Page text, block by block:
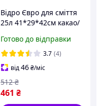
Відро Євро для сміття
25л 41*29*42см какао/
Готово до відправки
3.7 (4)
від46 ₴/міс
461 ₴
512 ₴